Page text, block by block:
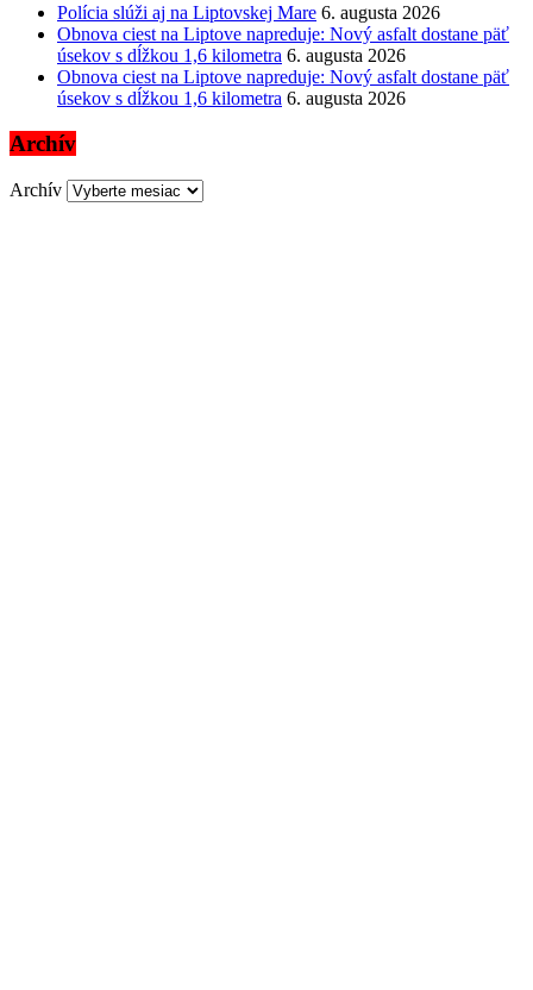
Polícia slúži aj na Liptovskej Mare 6. augusta 2026
Obnova ciest na Liptove napreduje: Nový asfalt dostane päť
úsekov s dĺžkou 1,6 kilometra 6. augusta 2026
Obnova ciest na Liptove napreduje: Nový asfalt dostane päť
úsekov s dĺžkou 1,6 kilometra 6. augusta 2026
Archív
Archív